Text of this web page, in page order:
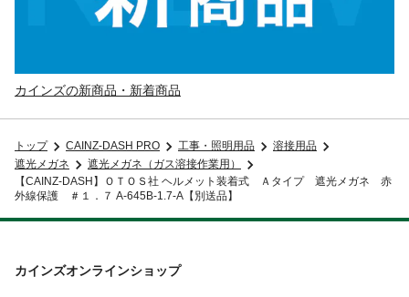
カインズの新商品・新着商品
トップ CAINZ-DASH PRO 工事・照明用品
溶接用品
遮光メガネ
遮光メガネ（ガス溶接作業用）
【CAINZ-DASH】ＯＴＯＳ社 ヘルメット装着式 Ａタイプ 遮光メガネ 赤
外線保護 ＃１．７ A-645B-1.7-A【別送品】
カインズオンラインショップ